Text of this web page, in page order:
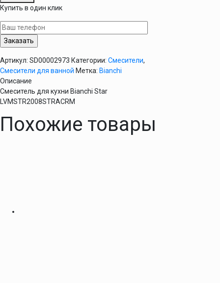
для
кухни
Bianchi
Star
Купить в один клик
Артикул: SD00002973 Категории: Смесители,
Смесители для ванной Метка: Bianchi
Описание
Смеситель для кухни Bianchi Star
LVMSTR2008STRACRM
Похожие товары